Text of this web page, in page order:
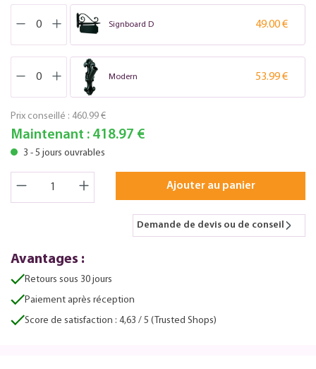
Signboard D 49.00 €
Modern 53.99 €
Prix conseillé : 460.99 €
Maintenant : 418.97 €
3 - 5 jours ouvrables
Ajouter au panier
Demande de devis ou de conseil
Avantages :
Retours sous 30 jours
Paiement après réception
Score de satisfaction : 4,63 / 5 (Trusted Shops)